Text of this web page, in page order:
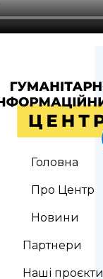
Головна
Про Центр
Новини
Партнери
Наші проєкти